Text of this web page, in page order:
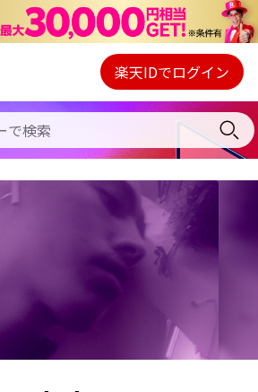
し
Webプレイヤー
ご契約内容の確認・変更
楽天IDでログイン